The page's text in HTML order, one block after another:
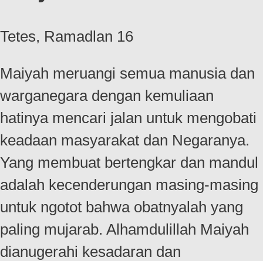
Tetes, Ramadlan 16
Maiyah meruangi semua manusia dan
warganegara dengan kemuliaan
hatinya mencari jalan untuk mengobati
keadaan masyarakat dan Negaranya.
Yang membuat bertengkar dan mandul
adalah kecenderungan masing-masing
untuk ngotot bahwa obatnyalah yang
paling mujarab. Alhamdulillah Maiyah
dianugerahi kesadaran dan